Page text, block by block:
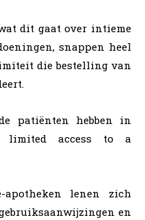
dit gaat over intieme
snappen heel
die bestelling van
patiënten hebben in
access to a
apotheken lenen zich
en